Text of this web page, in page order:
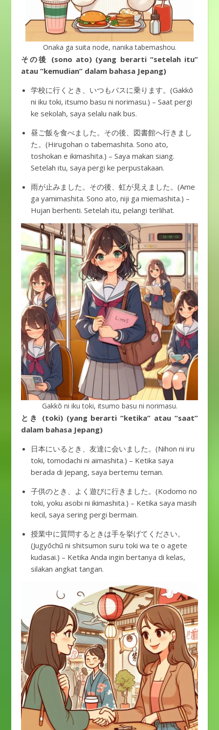
Onaka ga suita node, nanika tabemashou.
その後 (sono ato) (yang berarti “setelah itu”
atau “kemudian” dalam bahasa Jepang)
学校に行くとき、いつもバスに乗ります。(Gakkō
ni iku toki, itsumo basu ni norimasu.) – Saat pergi
ke sekolah, saya selalu naik bus.
昼ご飯を食べました。その後、図書館へ行きまし
た。(Hirugohan o tabemashita. Sono ato,
toshokan e ikimashita.) – Saya makan siang.
Setelah itu, saya pergi ke perpustakaan.
雨が止みました。その後、虹が見えました。(Ame
ga yamimashita. Sono ato, niji ga miemashita.) –
Hujan berhenti. Setelah itu, pelangi terlihat.
Gakkō ni iku toki, itsumo basu ni norimasu.
とき (toki) (yang berarti “ketika” atau “saat”
dalam bahasa Jepang)
日本にいるとき、友達に会いました。(Nihon ni iru
toki, tomodachi ni aimashita.) – Ketika saya
berada di Jepang, saya bertemu teman.
子供のとき、よく遊びに行きました。(Kodomo no
toki, yoku asobi ni ikimashita.) – Ketika saya masih
kecil, saya sering pergi bermain.
授業中に質問するときは手を挙げてください。
(Jugyōchū ni shitsumon suru toki wa te o agete
kudasai.) – Ketika Anda ingin bertanya di kelas,
silakan angkat tangan.